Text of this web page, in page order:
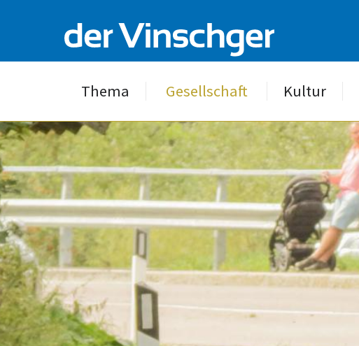
Thema Gesellschaft Kultur